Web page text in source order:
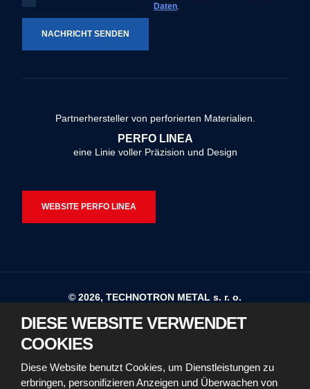
stimme
der
Verarbeitungmeiner
Daten.
Daten
NACHRICHT SENDEN
nicht
werden
Partnerhersteller von perforierten Materialien.
PERFO LINEA
eine Linie voller Präzision und Design
WEBSITE PERFO LINEA
© 2026, TECHNOTRON METAL s. r. o.
Sitemap Nutzungsbedingungen
Richtlinien für die Verwendung von Cookies
DIESE WEBSITE VERWENDET
COOKIES
Diese Website benutzt Cookies, um Dienstleistungen zu
erbringen, personifizieren Anzeigen und Überwachen von